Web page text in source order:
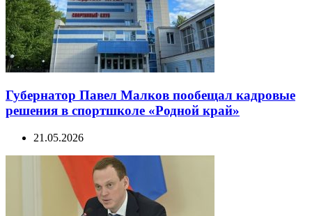
Губернатор Павел Малков пообещал кадровые
решения в спортшколе «Родной край»
21.05.2026